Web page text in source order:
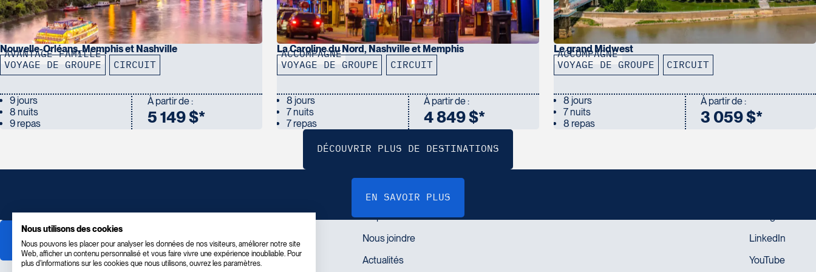
AVANTAGE FAMILLE
Nouvelle-Orléans, Memphis et Nashville
VOYAGE DE GROUPE CIRCUIT
9 jours
8 nuits
9 repas
À partir de :
5 149 $*
ACCOMPAGNÉ
La Caroline du Nord, Nashville et Memphis
VOYAGE DE GROUPE CIRCUIT
8 jours
7 nuits
7 repas
À partir de :
4 849 $*
ACCOMPAGNÉ
Le grand Midwest
VOYAGE DE GROUPE CIRCUIT
8 jours
7 nuits
8 repas
À partir de :
3 059 $*
Nous utilisons des cookies
Nous pouvons les placer pour analyser les données de nos visiteurs, améliorer notre site
Web, afficher un contenu personnalisé et vous faire vivre une expérience inoubliable. Pour
plus d'informations sur les cookies que nous utilisons, ouvrez les paramètres.